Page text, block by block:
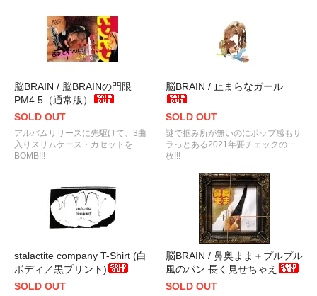
脳BRAIN / 脳BRAINの門限
PM4.5（通常版）
SOLD OUT
アルバムリリースに先駆けて、3曲
入りスリムケース・カセットを
BOMB!!!
脳BRAIN / 止まらなガール
SOLD OUT
謎で掴み所が無いのにポップ感もサ
ラっとある2021年要チェックの一
枚!!!
stalactite company T-Shirt (白
ボディ／黒プリント)
SOLD OUT
脳BRAIN / 鼻奥まま＋プルプル
風のパン 長く見せちゃえ
SOLD OUT